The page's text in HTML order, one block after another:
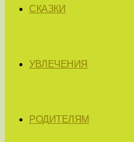
СКАЗКИ
УВЛЕЧЕНИЯ
РОДИТЕЛЯМ